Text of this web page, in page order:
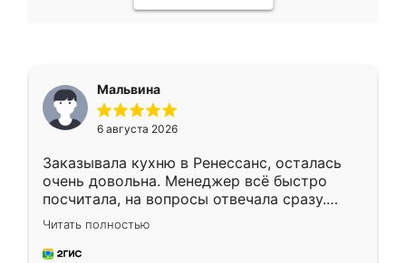
Мальвина
6 августа 2026
Заказывала кухню в Ренессанс, осталась
очень довольна. Менеджер всё быстро
посчитала, на вопросы отвечала сразу.
Замерщик приехал в субботу, подошёл к
делу со всей ответственностью. Собрали
за день, ребята работали аккуратно, даже
Читать полностью